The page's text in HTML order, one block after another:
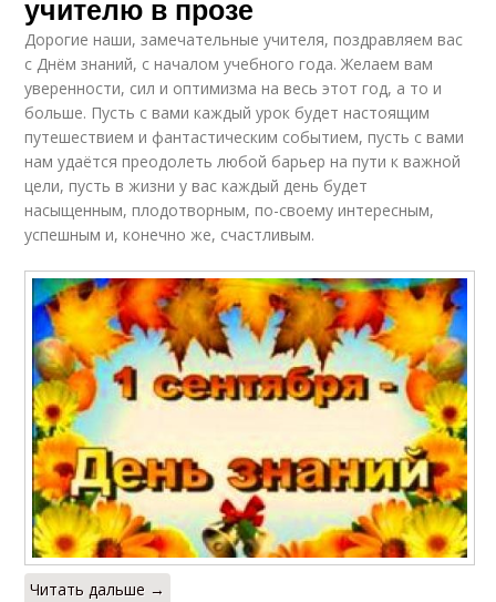
учителю в прозе
Дорогие наши, замечательные учителя, поздравляем вас
с Днём знаний, с началом учебного года. Желаем вам
уверенности, сил и оптимизма на весь этот год, а то и
больше. Пусть с вами каждый урок будет настоящим
путешествием и фантастическим событием, пусть с вами
нам удаётся преодолеть любой барьер на пути к важной
цели, пусть в жизни у вас каждый день будет
насыщенным, плодотворным, по-своему интересным,
успешным и, конечно же, счастливым.
Читать дальше →